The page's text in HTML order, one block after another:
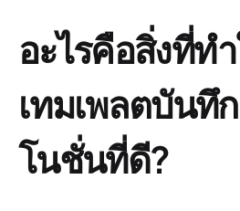
อะไรคือสิ่งที่ท
เทมเพลตบันทึ
โนชั่นที่ดี?